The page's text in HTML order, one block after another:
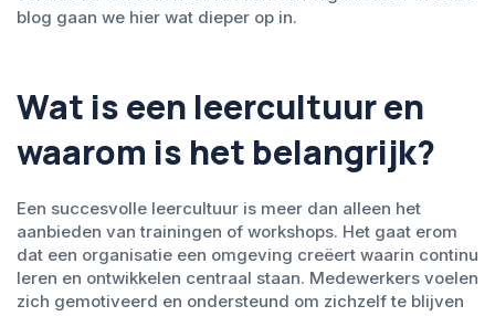
blog gaan we hier wat dieper op in.
Wat is een leercultuur en
waarom is het belangrijk?
Een succesvolle leercultuur is meer dan alleen het
aanbieden van trainingen of workshops. Het gaat erom
dat een organisatie een omgeving creëert waarin continu
leren en ontwikkelen centraal staan. Medewerkers voelen
zich gemotiveerd en ondersteund om zichzelf te blijven